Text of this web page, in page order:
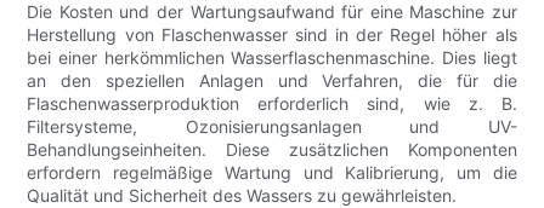
Die Kosten und der Wartungsaufwand für eine Maschine zur
Herstellung von Flaschenwasser sind in der Regel höher als
bei einer herkömmlichen Wasserflaschenmaschine. Dies liegt
an den speziellen Anlagen und Verfahren, die für die
Flaschenwasserproduktion erforderlich sind, wie z. B.
Filtersysteme, Ozonisierungsanlagen und UV-
Behandlungseinheiten. Diese zusätzlichen Komponenten
erfordern regelmäßige Wartung und Kalibrierung, um die
Qualität und Sicherheit des Wassers zu gewährleisten.